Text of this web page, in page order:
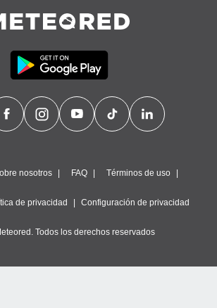
nosotros FAQ Términos de uso
de privacidad Configuración de privacidad
Todos los derechos reservados